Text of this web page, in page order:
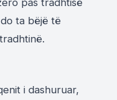
ta bëjë të
i dashuruar,